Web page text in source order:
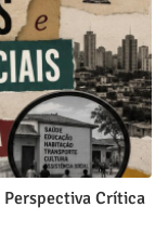
Perspectiva Crítica